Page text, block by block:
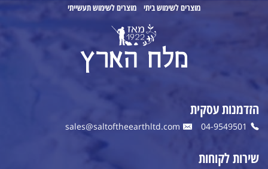
מוצרים לשימוש ביתי מוצרים לשימוש תעשייתי
הזדמנות עסקית
04-9549501
sales@saltoftheearthltd.com
שירות לקוחות